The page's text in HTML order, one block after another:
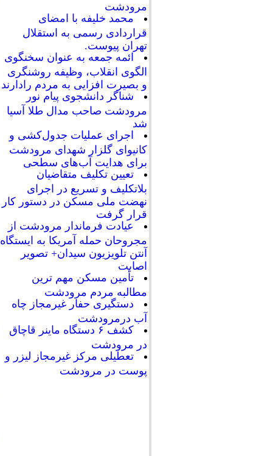
مرودشت
محمد خلیفه با امضای
قراردادی رسمی به استقلال
تهران پیوست.
ائمه جمعه به عنوان سخنگوی
الگوی انقلاب، وظیفه روشنگری
و بصیرت افزایی به مردم رادارند
شناگر دانشجوی پیام نور
مرودشت صاحب مدال طلا آسیا
شد
اجرای عملیات جدول‌کشی و
کانیوای گلزار شهدای مرودشت
برای هدایت آب‌های سطحی
تعیین تکلیف متقاضیان
بلاتکلیف و تسریع در اجرای
نهضت ملی مسکن در دستور کار
قرار گرفت
عیادت فرماندار مرودشت از
مجروحان حمله آمریکا به ایستگاه
آنتن تلویزیون سیدان+ تصویر
اصابت
تأمین مسکن مهم ترین
مطالبه مردم مرودشت
دستگیری حفار غیرمجاز چاه
آب درمرودشت
کشف ۶ دستگاه ماینر قاچاق
در مرودشت
تعطیلی مرکز غیرمجاز لیزر و
پوست در مرودشت